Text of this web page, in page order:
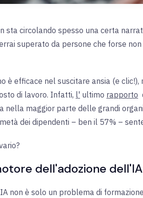
sta circolando spesso una certa
superato da persone che forse
è efficace nel suscitare ansia (e
di lavoro. Infatti, l' ultimo rapporto
nella maggior parte delle grandi
dei dipendenti – ben il 57% –
dell'adozione dell'IA
non è solo un problema di